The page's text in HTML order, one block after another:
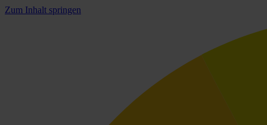
Zum Inhalt springen